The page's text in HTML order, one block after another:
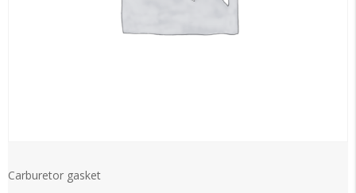
Carburetor gasket